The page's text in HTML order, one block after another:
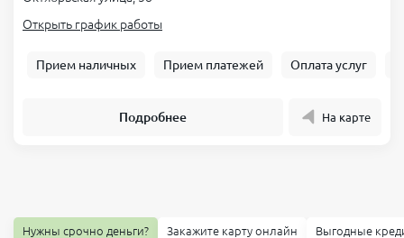
Открыть график работы
Прием наличных Прием платежей Оплата услуг
Подробнее На карте
Нужны срочно деньги? Закажите карту онлайн Выгодные